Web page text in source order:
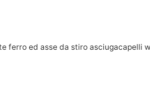
ferro ed asse da stiro asciugacapelli